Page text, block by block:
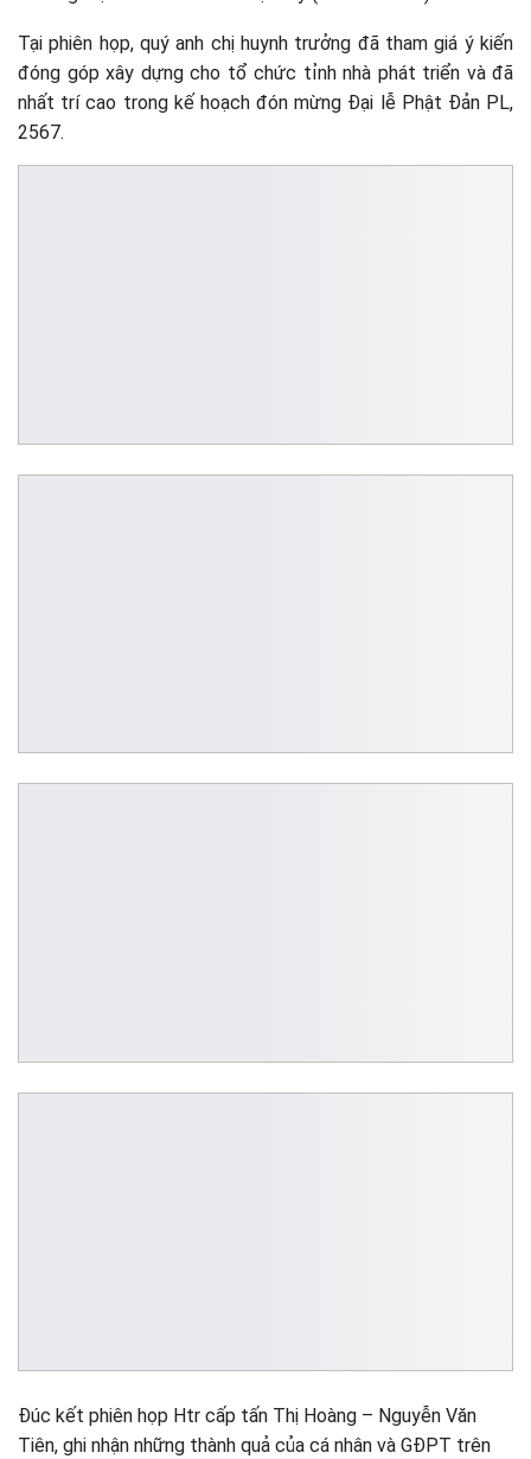
Tại phiên họp, quý anh chị huynh trưởng đã tham giá ý kiến
đóng góp xây dựng cho tổ chức tỉnh nhà phát triển và đã
nhất trí cao trong kế hoạch đón mừng Đại lễ Phật Đản PL,
2567.
Đúc kết phiên họp Htr cấp tấn Thị Hoàng – Nguyễn Văn
Tiên, ghi nhận những thành quả của cá nhân và GĐPT trên